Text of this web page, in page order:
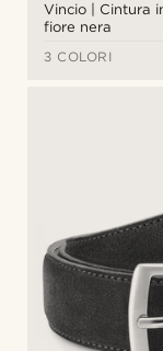
Vincio | Cintura
fiore nera
3 COLORI